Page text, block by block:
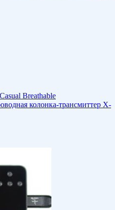
Breathable
колонка-трансмиттер X-